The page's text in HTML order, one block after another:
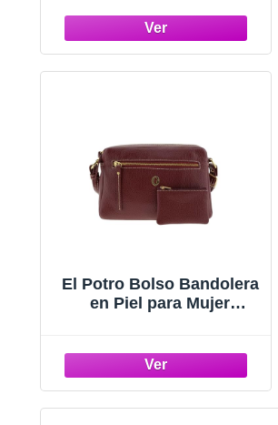
El Potro Bolso Bandolera
en Piel para Mujer